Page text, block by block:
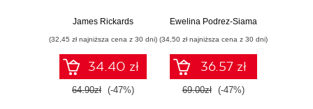
globalnej ekonomii
James Rickards
(32,45 zł najniższa cena z 30 dni)
34.40 zł
64.90zł (-47%)
Ewelina Podrez-Siama
(34,50 zł najniższa cena z 30 dni)
36.57 zł
69.00zł (-47%)